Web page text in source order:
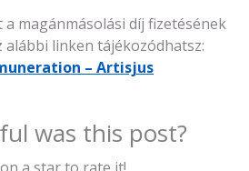
magánmásolási díj fizetésének
alábbi linken tájékozódhatsz:
– Artisjus
was this post?